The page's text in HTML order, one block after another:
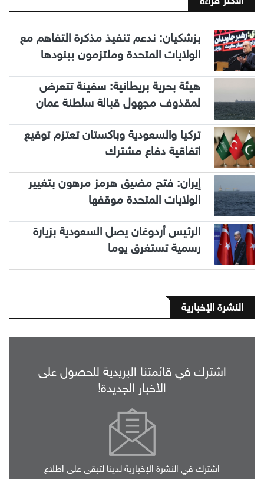
بزشكيان: ندعم تنفيذ مذكرة التفاهم مع
الولايات المتحدة وملتزمون ببنودها
هيئة بحرية بريطانية: سفينة تتعرض
لمقذوف مجهول قبالة سلطنة عمان
تركيا والسعودية وباكستان تعتزم توقيع
اتفاقية دفاع مشترك
إيران: فتح مضيق هرمز مرهون بتغيير
الولايات المتحدة موقفها
الرئيس أردوغان يصل السعودية بزيارة
رسمية تستغرق يوما
النشرة الإخبارية
اشترك في قائمتنا البريدية للحصول على
الأخبار الجديدة!
اشترك في النشرة الإخبارية لدينا لتبقى على اطلاع